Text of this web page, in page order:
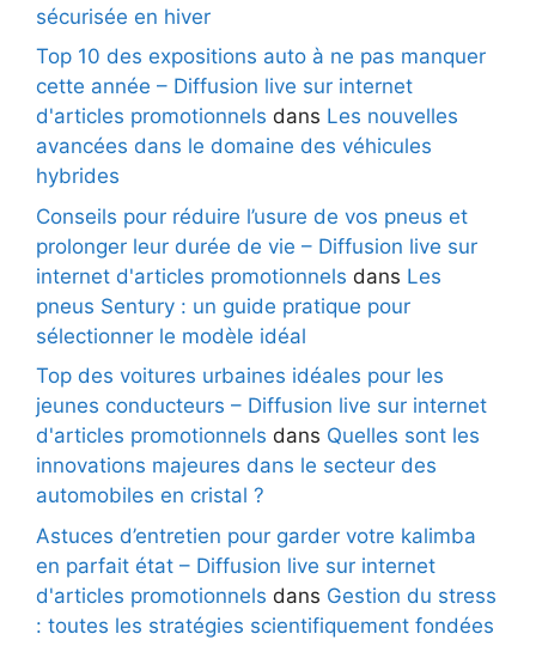
sécurisée en hiver
Top 10 des expositions auto à ne pas manquer
cette année – Diffusion live sur internet
d'articles promotionnels dans Les nouvelles
avancées dans le domaine des véhicules
hybrides
Conseils pour réduire l’usure de vos pneus et
prolonger leur durée de vie – Diffusion live sur
internet d'articles promotionnels dans Les
pneus Sentury : un guide pratique pour
sélectionner le modèle idéal
Top des voitures urbaines idéales pour les
jeunes conducteurs – Diffusion live sur internet
d'articles promotionnels dans Quelles sont les
innovations majeures dans le secteur des
automobiles en cristal ?
Astuces d’entretien pour garder votre kalimba
en parfait état – Diffusion live sur internet
d'articles promotionnels dans Gestion du stress
: toutes les stratégies scientifiquement fondées